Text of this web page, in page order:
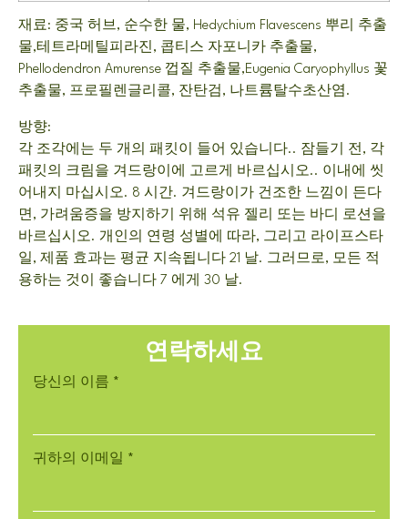
재료: 중국 허브, 순수한 물, Hedychium Flavescens 뿌리 추출
물,테트라메틸피라진, 콥티스 자포니카 추출물,
Phellodendron Amurense 껍질 추출물,Eugenia Caryophyllus 꽃
추출물, 프로필렌글리콜, 잔탄검, 나트륨탈수초산염.
방향:
각 조각에는 두 개의 패킷이 들어 있습니다.. 잠들기 전, 각
패킷의 크림을 겨드랑이에 고르게 바르십시오.. 이내에 씻
어내지 마십시오. 8 시간. 겨드랑이가 건조한 느낌이 든다
면, 가려움증을 방지하기 위해 석유 젤리 또는 바디 로션을
바르십시오. 개인의 연령 성별에 따라, 그리고 라이프스타
일, 제품 효과는 평균 지속됩니다 21 날. 그러므로, 모든 적
용하는 것이 좋습니다 7 에게 30 날.
연락하세요
당신의 이름 *
귀하의 이메일 *